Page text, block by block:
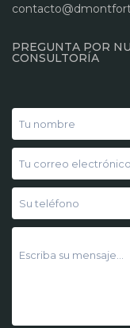
PREGUNTA POR
CONSULTORÍA